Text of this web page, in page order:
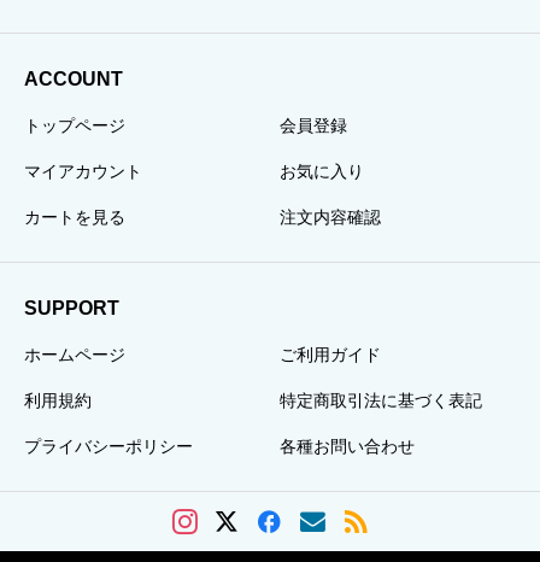
ACCOUNT
トップページ 会員登録
マイアカウント お気に入り
カートを見る 注文内容確認
SUPPORT
ホームページ ご利用ガイド
利用規約 特定商取引法に基づく表記
プライバシーポリシー 各種お問い合わせ